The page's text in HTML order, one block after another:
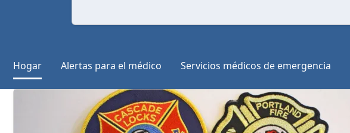
Hogar Alertas para el médico Servicios médicos de emergencia